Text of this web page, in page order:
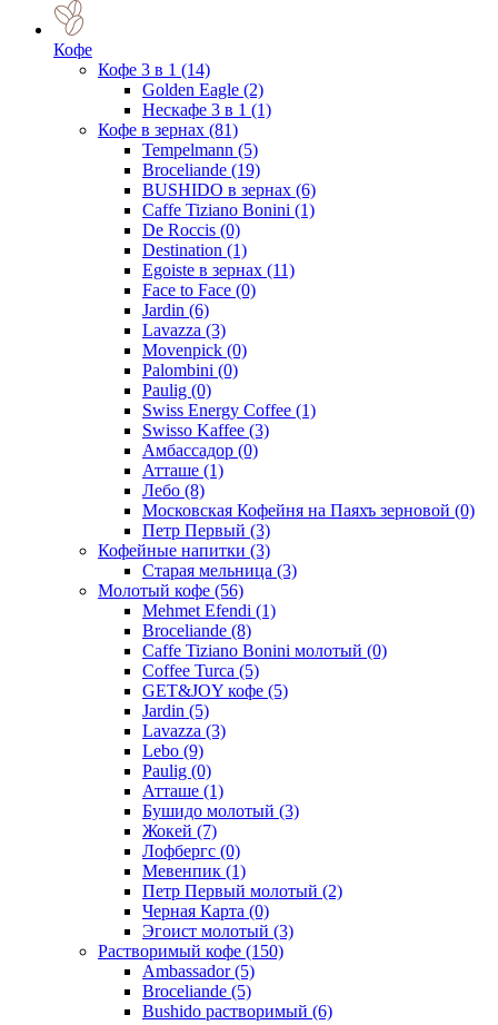
Кофе
Кофе 3 в 1 (14)
Golden Eagle (2)
Нескафе 3 в 1 (1)
Кофе в зернах (81)
Tempelmann (5)
Broceliande (19)
BUSHIDO в зернах (6)
Caffe Tiziano Bonini (1)
De Roccis (0)
Destination (1)
Egoiste в зернах (11)
Face to Face (0)
Jardin (6)
Lavazza (3)
Movenpick (0)
Palombini (0)
Paulig (0)
Swiss Energy Coffee (1)
Swisso Kaffee (3)
Амбассадор (0)
Атташе (1)
Лебо (8)
Московская Кофейня на Паяхъ зерновой (0)
Петр Первый (3)
Кофейные напитки (3)
Старая мельница (3)
Молотый кофе (56)
Mehmet Efendi (1)
Broceliande (8)
Caffe Tiziano Bonini молотый (0)
Coffee Turca (5)
GET&JOY кофе (5)
Jardin (5)
Lavazza (3)
Lebo (9)
Paulig (0)
Атташе (1)
Бушидо молотый (3)
Жокей (7)
Лофбергс (0)
Мевенпик (1)
Петр Первый молотый (2)
Черная Карта (0)
Эгоист молотый (3)
Растворимый кофе (150)
Ambassador(5)
Broceliande (5)
Bushido растворимый (6)